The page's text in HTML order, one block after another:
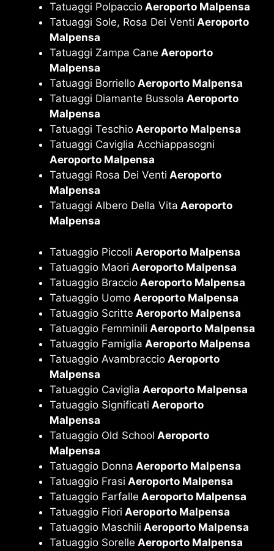
Tatuaggi Polpaccio Aeroporto Malpensa
Tatuaggi Sole, Rosa Dei Venti Aeroporto
Malpensa
Tatuaggi Zampa Cane Aeroporto
Malpensa
Tatuaggi Borriello Aeroporto Malpensa
Tatuaggi Diamante Bussola Aeroporto
Malpensa
Tatuaggi Teschio Aeroporto Malpensa
Tatuaggi Caviglia Acchiappasogni
Aeroporto Malpensa
Tatuaggi Rosa Dei Venti Aeroporto
Malpensa
Tatuaggi Albero Della Vita Aeroporto
Malpensa
Tatuaggio Piccoli Aeroporto Malpensa
Tatuaggio Maori Aeroporto Malpensa
Tatuaggio Braccio Aeroporto Malpensa
Tatuaggio Uomo Aeroporto Malpensa
Tatuaggio Scritte Aeroporto Malpensa
Tatuaggio Femminili Aeroporto Malpensa
Tatuaggio Famiglia Aeroporto Malpensa
Tatuaggio Avambraccio Aeroporto
Malpensa
Tatuaggio Caviglia Aeroporto Malpensa
Tatuaggio Significati Aeroporto
Malpensa
Tatuaggio Old School Aeroporto
Malpensa
Tatuaggio Donna Aeroporto Malpensa
Tatuaggio Frasi Aeroporto Malpensa
Tatuaggio Farfalle Aeroporto Malpensa
Tatuaggio Fiori Aeroporto Malpensa
Tatuaggio Maschili Aeroporto Malpensa
Tatuaggio Sorelle Aeroporto Malpensa